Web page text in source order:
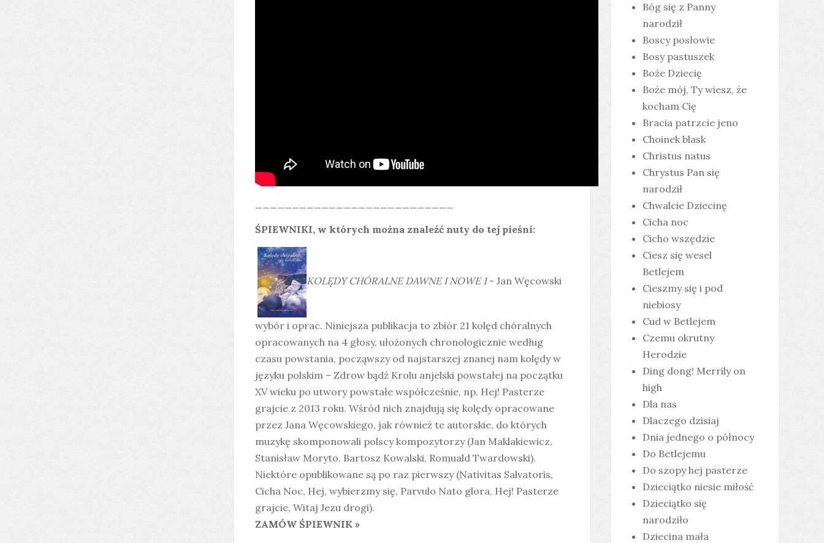
ŚPIEWNIKI, w których można znaleźć nuty do tej pieśni:
KOLĘDY CHÓRALNE DAWNE I NOWE 1- Jan Węcowski
wybór i oprac. Niniejsza publikacja to zbiór 21 kolęd chóralnych
opracowanych na 4 głosy, ułożonych chronologicznie według
czasu powstania, począwszy od najstarszej znanej nam kolędy w
języku polskim – Zdrow bądź Krolu anjelski powstałej na początku
XV wieku po utwory powstałe współcześnie, np. Hej! Pasterze
grajcie z 2013 roku. Wśród nich znajdują się kolędy opracowane
przez Jana Węcowskiego, jak również te autorskie, do których
muzykę skomponowali polscy kompozytorzy (Jan Maklakiewicz,
Stanisław Moryto, Bartosz Kowalski, Romuald Twardowski).
Niektóre opublikowane są po raz pierwszy (Nativitas Salvatoris,
Cicha Noc, Hej, wybierzmy się, Parvulo Nato glora, Hej! Pasterze
grajcie, Witaj Jezu drogi).
ZAMÓW ŚPIEWNIK »
Bóg się z Panny
narodził
Boscy posłowie
Bosy pastuszek
Boże Dziecię
Boże mój, Ty wiesz, że
kocham Cię
Bracia patrzcie jeno
Choinek blask
Christus natus
Chrystus Pan się
narodził
Chwalcie Dziecinę
Cicha noc
Cicho wszędzie
Ciesz się wesel
Betlejem
Cieszmy się i pod
niebiosy
Cud w Betlejem
Czemu okrutny
Herodzie
Ding dong! Merrily on
high
Dla nas
Dlaczego dzisiaj
Dnia jednego o północy
Do Betlejemu
Do szopy hej pasterze
Dzieciątko niesie miłość
Dzieciątko się
narodziło
Dziecina mała